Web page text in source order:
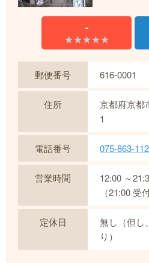
-
★★★★★
★★★★★
郵便番号 616-0001
住所
京都府京都
1
電話番号 075-863-
営業時間
12:00 ～
（21:00 受
定休日
無し（但し
り）